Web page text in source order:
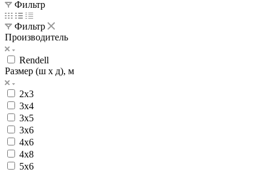
Фильтр
Фильтр
Производитель
Rendell
Размер (ш х д), м
2х3
3х4
3х5
3х6
4х6
4х8
5х6